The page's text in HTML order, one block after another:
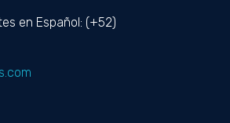
en Español: (+52)